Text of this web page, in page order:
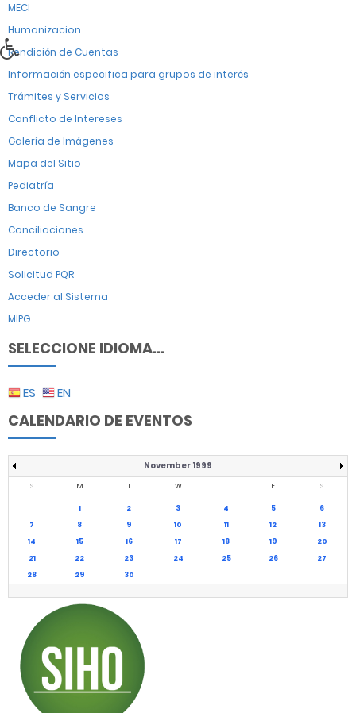
MECI
Humanizacion
Rendición de Cuentas
Información especifica para grupos de interés
Trámites y Servicios
Conflicto de Intereses
Galería de Imágenes
Mapa del Sitio
Pediatría
Banco de Sangre
Conciliaciones
Directorio
Solicitud PQR
Acceder al Sistema
MIPG
SELECCIONE IDIOMA...
ES EN
CALENDARIO DE EVENTOS
November 1999
S M T W T F S
1 2 3 4 5
6
7
8 9 10 11 12
13
14
15 16 17 18 19
20
21
22 23 24 25 26
27
28
29 30